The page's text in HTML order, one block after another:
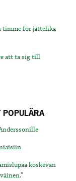
timme för jättelika
att ta sig till
koskevan